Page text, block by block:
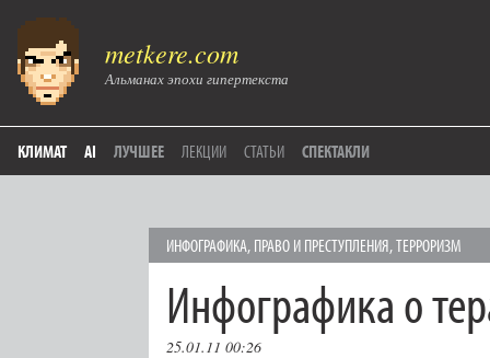
metkere.com
Альманах эпохи гипертекста
КЛИМАТ AI ЛУЧШЕЕ ЛЕКЦИИ СТАТЬИ СПЕКТАКЛИ
ИНФОГРАФИКА, ПРАВО И ПРЕСТУПЛЕНИЯ,ТЕРРОРИЗМ
Инфографика о
25.01.11 00:26